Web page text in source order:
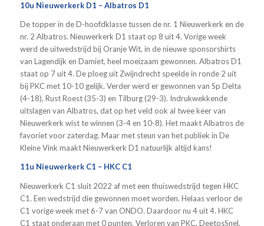
10u Nieuwerkerk D1 – Albatros D1
De topper in de D-hoofdklasse tussen de nr. 1 Nieuwerkerk en de
nr. 2 Albatros. Nieuwerkerk D1 staat op 8 uit 4. Vorige week
werd de uitwedstrijd bij Oranje Wit, in de nieuwe sponsorshirts
van Lagendijk en Damiet, heel moeizaam gewonnen. Albatros D1
staat op 7 uit 4. De ploeg uit Zwijndrecht speelde in ronde 2 uit
bij PKC met 10-10 gelijk. Verder werd er gewonnen van Sp Delta
(4-18), Rust Roest (35-3) en Tilburg (29-3). Indrukwekkende
uitslagen van Albatros, dat op het veld ook al twee keer van
Nieuwerkerk wist te winnen (3-4 en 10-8). Het maakt Albatros de
favoriet voor zaterdag. Maar met steun van het publiek in De
Kleine Vink maakt Nieuwerkerk D1 natuurlijk altijd kans!
11u Nieuwerkerk C1 – HKC C1
Nieuwerkerk C1 sluit 2022 af met een thuiswedstrijd tegen HKC
C1. Een wedstrijd die gewonnen moet worden. Helaas verloor de
C1 vorige week met 6-7 van ONDO. Daardoor nu 4 uit 4. HKC
C1 staat onderaan met 0 punten. Verloren van PKC, DeetosSnel,